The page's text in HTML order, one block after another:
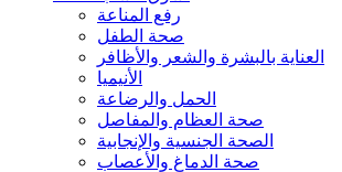
رفع المناعة
صحة الطفل
العناية بالبشرة والشعر والأظافر
الأنيميا
الحمل والرضاعة
صحة العظام والمفاصل
الصحة الجنسية والإنجابية
صحة الدماغ والأعصاب